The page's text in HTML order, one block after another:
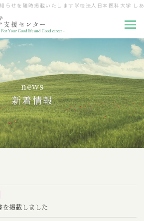
せを随時掲載いたします学校法人日本医科大学 しあ
援
news
新着情報
掲載しました